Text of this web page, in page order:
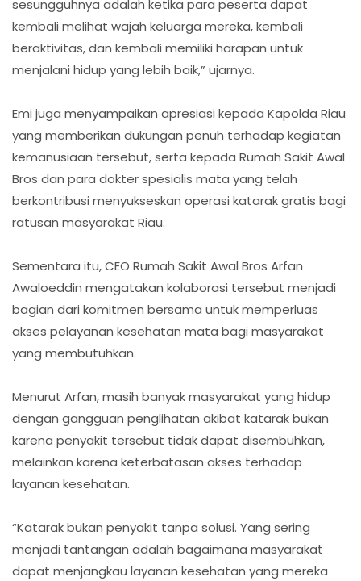
sesungguhnya adalah ketika para peserta dapat
kembali melihat wajah keluarga mereka, kembali
beraktivitas, dan kembali memiliki harapan untuk
menjalani hidup yang lebih baik,” ujarnya.
Emi juga menyampaikan apresiasi kepada Kapolda Riau
yang memberikan dukungan penuh terhadap kegiatan
kemanusiaan tersebut, serta kepada Rumah Sakit Awal
Bros dan para dokter spesialis mata yang telah
berkontribusi menyukseskan operasi katarak gratis bagi
ratusan masyarakat Riau.
Sementara itu, CEO Rumah Sakit Awal Bros Arfan
Awaloeddin mengatakan kolaborasi tersebut menjadi
bagian dari komitmen bersama untuk memperluas
akses pelayanan kesehatan mata bagi masyarakat
yang membutuhkan.
Menurut Arfan, masih banyak masyarakat yang hidup
dengan gangguan penglihatan akibat katarak bukan
karena penyakit tersebut tidak dapat disembuhkan,
melainkan karena keterbatasan akses terhadap
layanan kesehatan.
“Katarak bukan penyakit tanpa solusi. Yang sering
menjadi tantangan adalah bagaimana masyarakat
dapat menjangkau layanan kesehatan yang mereka